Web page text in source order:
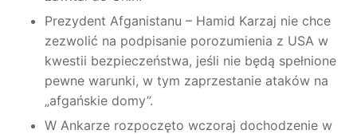
Prezydent Afganistanu – Hamid Karzaj nie chce
zezwolić na podpisanie porozumienia z USA w
kwestii bezpieczeństwa, jeśli nie będą spełnione
pewne warunki, w tym zaprzestanie ataków na
„afgańskie domy”.
W Ankarze rozpoczęto wczoraj dochodzenie w